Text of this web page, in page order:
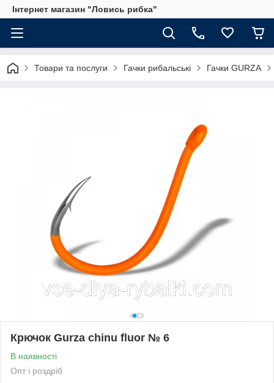
Інтернет магазин "Ловись рибка"
Товари та послуги Гачки рибальські Гачки GURZA
Крючок Gurza chinu fluor № 6
В наявності
Опт і роздріб